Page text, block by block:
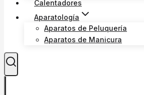
Calentadores
Aparatología
Aparatos de Peluquería
Aparatos de Manicura